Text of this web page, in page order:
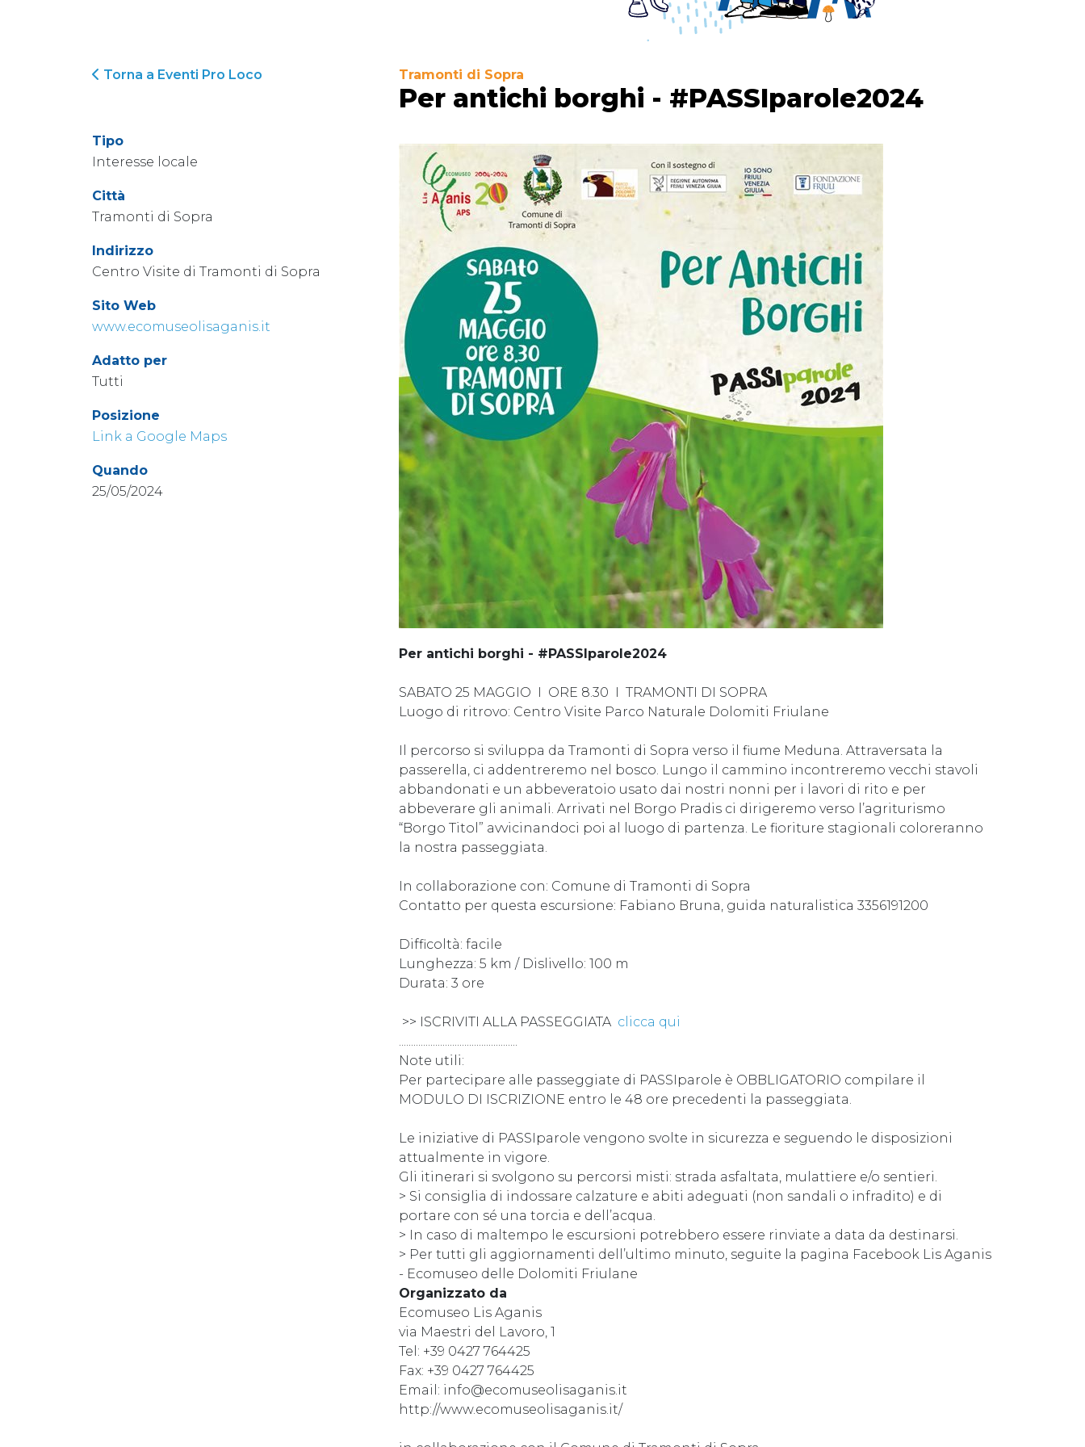
Torna a Eventi Pro Loco
Tipo
Interesse locale
Città
Tramonti di Sopra
Indirizzo
Centro Visite di Tramonti di Sopra
Sito Web
www.ecomuseolisaganis.it
Adatto per
Tutti
Posizione
Link a Google Maps
Quando
25/05/2024
Tramonti di Sopra
Per antichi borghi - #PASSIparole2024
Per antichi borghi - #PASSIparole2024
SABATO 25 MAGGIO I ORE 8.30 I TRAMONTI DI SOPRA
Luogo di ritrovo: Centro Visite Parco Naturale Dolomiti Friulane
Il percorso si sviluppa da Tramonti di Sopra verso il fiume Meduna. Attraversata la
passerella, ci addentreremo nel bosco. Lungo il cammino incontreremo vecchi stavoli
abbandonati e un abbeveratoio usato dai nostri nonni per i lavori di rito e per
abbeverare gli animali. Arrivati nel Borgo Pradis ci dirigeremo verso l’agriturismo
“Borgo Titol” avvicinandoci poi al luogo di partenza. Le fioriture stagionali coloreranno
la nostra passeggiata.
In collaborazione con: Comune di Tramonti di Sopra
Contatto per questa escursione: Fabiano Bruna, guida naturalistica 3356191200
Difficoltà: facile
Lunghezza: 5 km / Dislivello: 100 m
Durata: 3 ore
>> ISCRIVITI ALLA PASSEGGIATA clicca qui
.................................................
Note utili:
Per partecipare alle passeggiate di PASSIparole è OBBLIGATORIO compilare il
MODULO DI ISCRIZIONE entro le 48 ore precedenti la passeggiata.
Le iniziative di PASSIparole vengono svolte in sicurezza e seguendo le disposizioni
attualmente in vigore.
Gli itinerari si svolgono su percorsi misti: strada asfaltata, mulattiere e/o sentieri.
> Si consiglia di indossare calzature e abiti adeguati (non sandali o infradito) e di
portare con sé una torcia e dell’acqua.
> In caso di maltempo le escursioni potrebbero essere rinviate a data da destinarsi.
> Per tutti gli aggiornamenti dell’ultimo minuto, seguite la pagina Facebook Lis Aganis
- Ecomuseo delle Dolomiti Friulane
Organizzato da
Ecomuseo Lis Aganis
via Maestri del Lavoro, 1
Tel: +39 0427 764425
Fax: +39 0427 764425
Email: info@ecomuseolisaganis.it
http://www.ecomuseolisaganis.it/